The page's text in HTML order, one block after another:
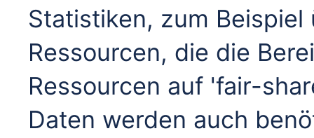
Statistiken, zum
Ressourcen, die die
Ressourcen auf 'fair-
Daten werden auch